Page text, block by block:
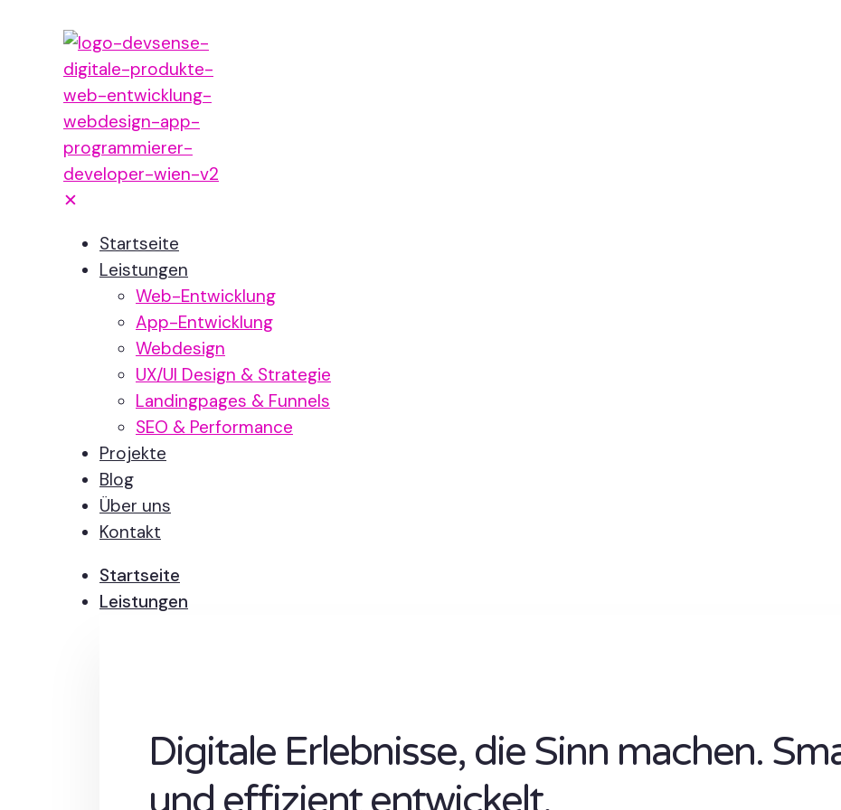
✕
Startseite
Leistungen
Web-Entwicklung
App-Entwicklung
Webdesign
UX/UI Design & Strategie
Landingpages & Funnels
SEO & Performance
Projekte
Blog
Über uns
Kontakt
Startseite
Leistungen
Digitale Erlebnisse, die Sinn machen.